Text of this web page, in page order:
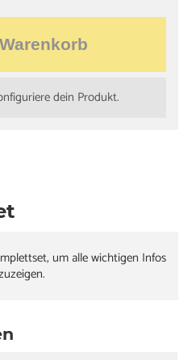
dein Produkt.
um alle wichtigen Infos